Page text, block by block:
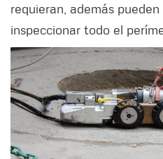
requieran, además
inspeccionar todo el